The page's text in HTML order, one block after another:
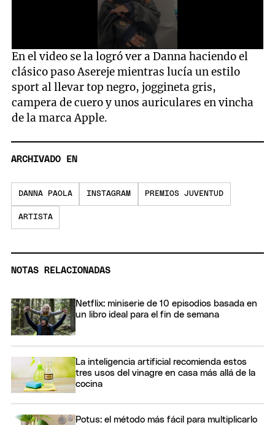
0
seconds
of
19
seconds
En el video se la logró ver a Danna haciendo el
clásico paso Asereje mientras lucía un estilo
sport al llevar top negro, joggineta gris,
campera de cuero y unos auriculares en vincha
de la marca Apple.
ARCHIVADO EN
DANNA PAOLA INSTAGRAM PREMIOS JUVENTUD
ARTISTA
NOTAS RELACIONADAS
Netflix: miniserie de 10 episodios basada en
un libro ideal para el fin de semana
La inteligencia artificial recomienda estos
tres usos del vinagre en casa más allá de la
cocina
Potus: el método más fácil para multiplicarlo